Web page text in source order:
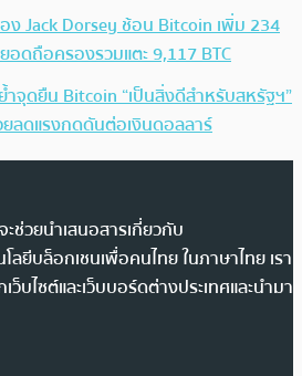
ง Jack Dorsey ช้อน Bitcoin เพิ่ม 234
อดถือครองรวมแตะ 9,117 BTC
ำจุดยืน Bitcoin “เป็นสิ่งดีสำหรับสหรัฐฯ”
ยลดแรงกดดันต่อเงินดอลลาร์
ช่วยนำเสนอสารเกี่ยวกับ
ลยีบล็อกเชนเพื่อคนไทย ในภาษาไทย เรา
บไซต์และเว็บบอร์ดต่างประเทศและนำมา